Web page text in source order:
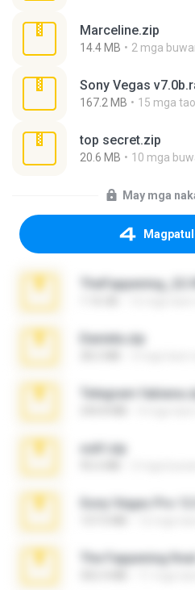
Marceline.zip
14.4 MB 2 mga
Sony Vegas
167.2 MB 15 mga
top secret.zip
20.6 MB 10 mga
May mga
Daniela.zip
Telegram
ouh!.zip
The Fappening